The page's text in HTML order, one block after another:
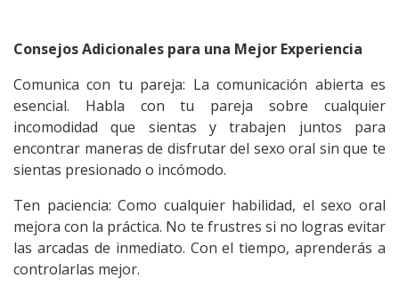
Consejos Adicionales para una Mejor Experiencia
Comunica con tu pareja: La comunicación abierta es
esencial. Habla con tu pareja sobre cualquier
incomodidad que sientas y trabajen juntos para
encontrar maneras de disfrutar del sexo oral sin que te
sientas presionado o incómodo.
Ten paciencia: Como cualquier habilidad, el sexo oral
mejora con la práctica. No te frustres si no logras evitar
las arcadas de inmediato. Con el tiempo, aprenderás a
controlarlas mejor.